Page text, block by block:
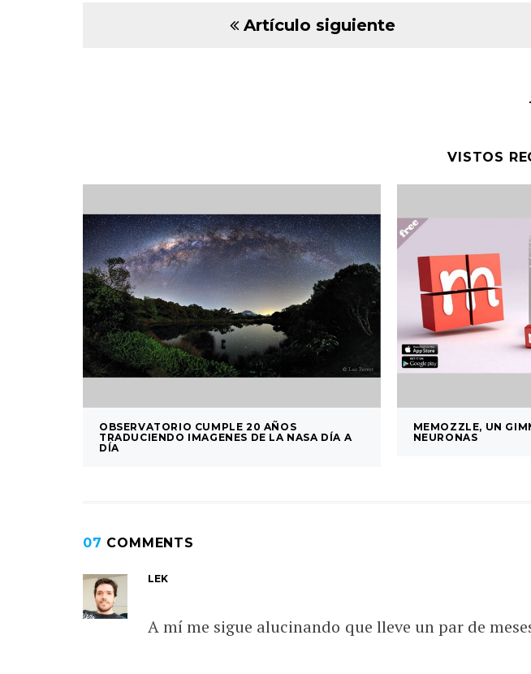
Artículo siguiente
VISTOS
OBSERVATORIO CUMPLE 20 AÑOS
TRADUCIENDO IMAGENES DE LA NASA DÍA A
DÍA
MEMOZZLE, UN
NEURONAS
07 COMMENTS
LEK
A mí me sigue alucinando que lleve un par de